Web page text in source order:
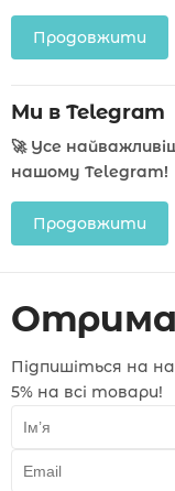
Продовжити
Ми в Telegram
🚀 Усе
нашому Telegram!
Продовжити
Підпишіться на
5% на всі товари!